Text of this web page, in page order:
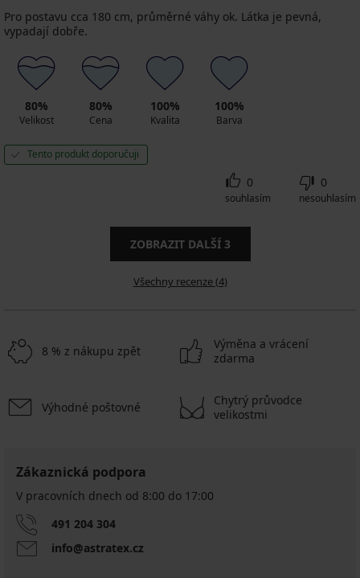
Pro postavu cca 180 cm, průměrné váhy ok. Látka je pevná,
vypadají dobře.
80%
Velikost
80%
Cena
100%
Kvalita
100%
Barva
Tento produkt doporučuji
0
souhlasím
0
nesouhlasím
ZOBRAZIT DALŠÍ 3
Všechny recenze (4)
8 % z nákupu zpět
Výměna a vrácení
zdarma
Výhodné poštovné
Chytrý průvodce
velikostmi
Zákaznická podpora
V pracovních dnech od 8:00 do 17:00
491 204 304
info@astratex.cz